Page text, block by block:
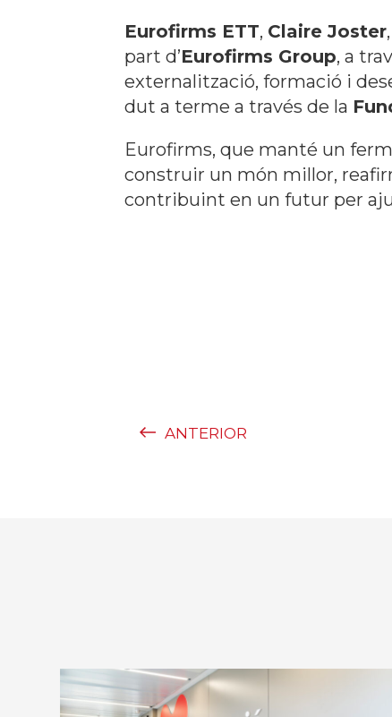
Eurofirms ETT, Claire Joster,
part d’Eurofirms Group, a
externalització, formació i
dut a terme a través de la
Eurofirms, que manté un
construir un món millor,
contribuint en un futur per
ANTERIOR